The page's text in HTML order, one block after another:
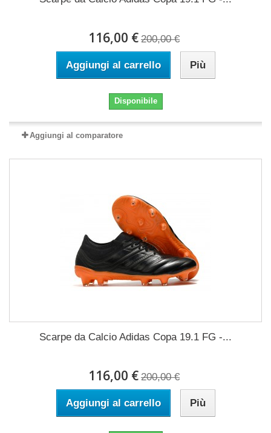
116,00 € 200,00 €
Aggiungi al carrello Più
Disponibile
Aggiungi al comparatore
Scarpe da Calcio Adidas Copa 19.1 FG -...
116,00 € 200,00 €
Aggiungi al carrello Più